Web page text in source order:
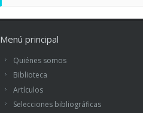
Menú principal
Quiénes somos
Biblioteca
Artículos
Selecciones bibliográficas